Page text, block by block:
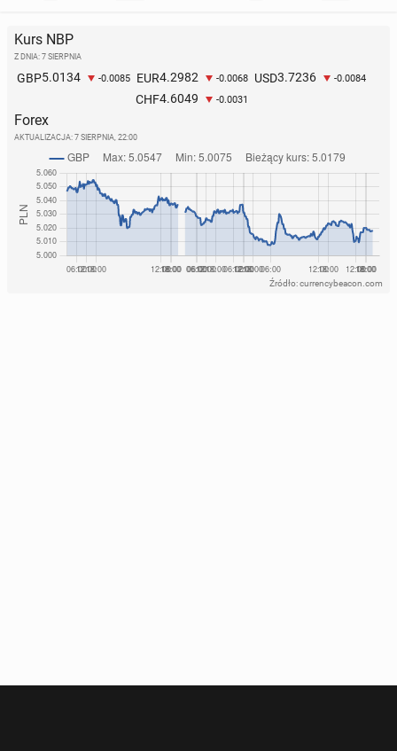
Kurs NBP
Z DNIA: 7 SIERPNIA
GBP5.0134 -0.0085 EUR4.2982 -0.0068 USD3.7236 -0.0084
CHF4.6049 -0.0031
Forex
AKTUALIZACJA: 7 SIERPNIA, 22:00
Źródło: currencybeacon.com